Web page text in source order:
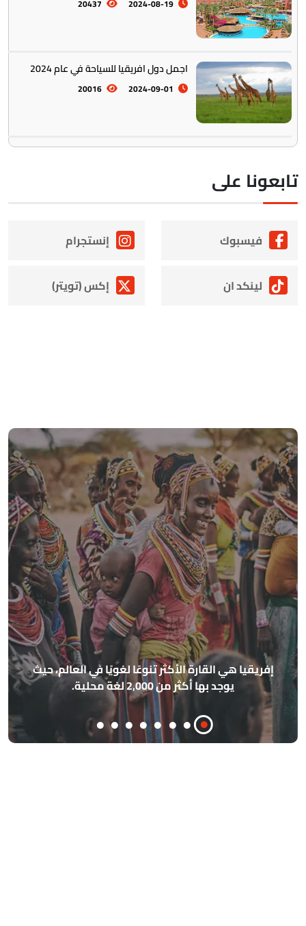
2024-08-19
20437
اجمل دول افريقيا للسياحة في عام 2024
2024-09-01
20016
على
فيسبوك إنستجرام
لينكد ان إكس (تويتر)
إفريقيا هي القارة الأكثر تنوعًا لغويًا في العالم، حيث
يوجد بها أكثر من 2,000 لغة محلية.